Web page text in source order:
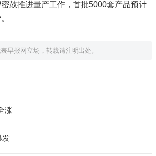
鼓推进量产工作，首批5000套产品预计
早报网立场，转载请注明出处。
涨
发